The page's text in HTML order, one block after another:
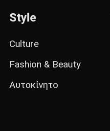
Style
Culture
Fashion & Beauty
Αυτοκίνητο